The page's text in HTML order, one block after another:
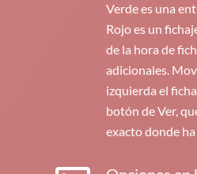
Verde es una
Rojo es un
de la hora de
adicionales.
izquierda el
botón de Ver,
exacto donde